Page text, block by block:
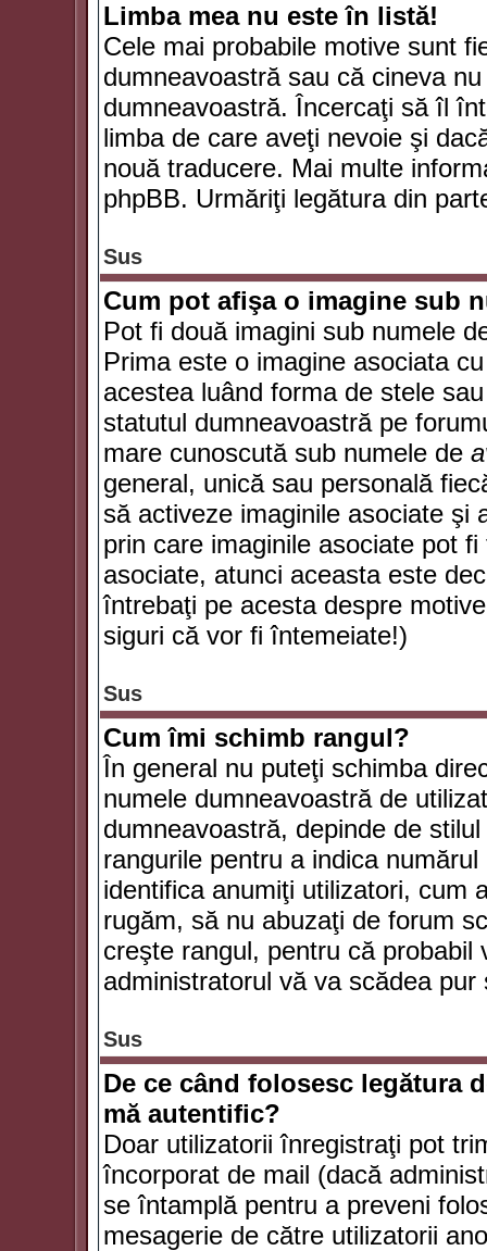
Limba mea nu este în listă!
Cele mai probabile motive sunt
dumneavoastră sau că cineva
dumneavoastră. Încercaţi să îl
limba de care aveţi nevoie şi
nouă traducere. Mai multe
phpBB. Urmăriţi legătura din
Sus
Cum pot afişa o imagine sub
Pot fi două imagini sub numele
Prima este o imagine asociata
acestea luând forma de stele
statutul dumneavoastră pe
mare cunoscută sub numele de
general, unică sau personală
să activeze imaginile asociate şi
prin care imaginile asociate pot
asociate, atunci aceasta este
întrebaţi pe acesta despre
siguri că vor fi întemeiate!)
Sus
Cum îmi schimb rangul?
În general nu puteţi schimba
numele dumneavoastră de
dumneavoastră, depinde de
rangurile pentru a indica
identifica anumiţi utilizatori, cum
rugăm, să nu abuzaţi de forum
creşte rangul, pentru că
administratorul vă va scădea
Sus
De ce când folosesc legătura
mă autentific?
Doar utilizatorii înregistraţi pot
încorporat de mail (dacă
se întamplă pentru a preveni
mesagerie de către utilizatorii